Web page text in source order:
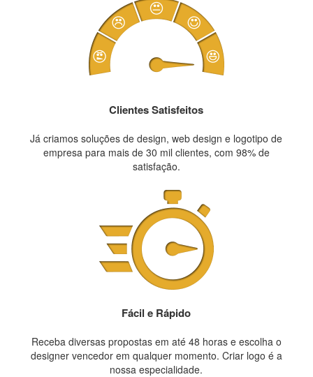
Clientes Satisfeitos
Já criamos soluções de design, web design e logotipo de
empresa para mais de 30 mil clientes, com 98% de
satisfação.
Fácil e Rápido
Receba diversas propostas em até 48 horas e escolha o
designer vencedor em qualquer momento. Criar logo é a
nossa especialidade.